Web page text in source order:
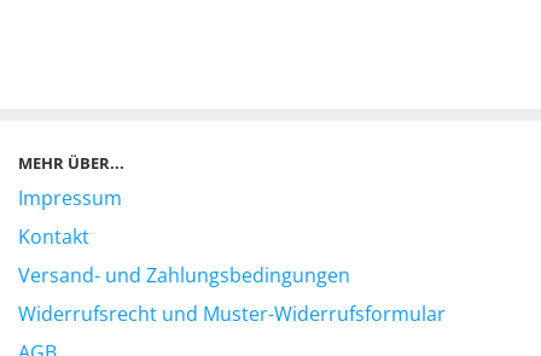
MEHR ÜBER...
Impressum
Kontakt
Versand- und Zahlungsbedingungen
Widerrufsrecht und Muster-Widerrufsformular